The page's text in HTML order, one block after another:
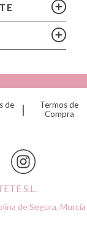
de
|
Termos de
Compra
S.L.
de Segura, Murcia